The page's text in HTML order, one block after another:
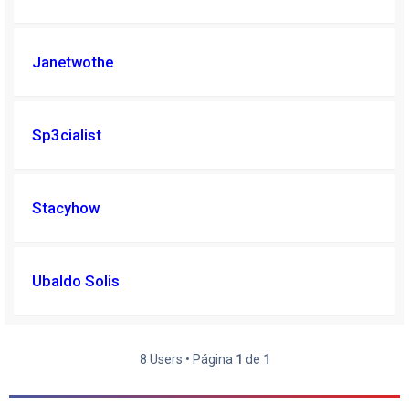
Janetwothe
Sp3cialist
Stacyhow
Ubaldo Solis
8 Users • Página 1 de 1